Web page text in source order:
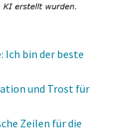
Ich bin der beste
und Trost für
Zeilen für die